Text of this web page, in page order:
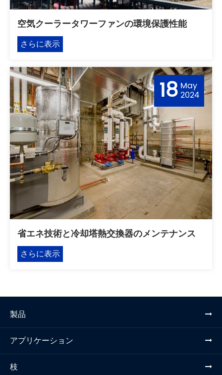
空気クーラータワーファンの環境保護性能
さらに表示
18 May
2024
省エネ技術と冷却塔熱交換器のメンテナンス
さらに表示
製品
アプリケーション
枝